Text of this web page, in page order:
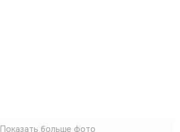
Показать больше фото